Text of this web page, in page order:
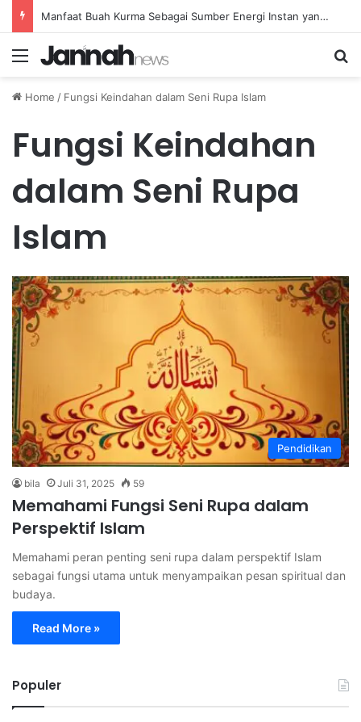
Manfaat Buah Kurma Sebagai Sumber Energi Instan yang Sehat dan Bergizi untuk Kesehatan
Menu
Home / Fungsi Keindahan dalam Seni Rupa Islam
Fungsi Keindahan
dalam Seni Rupa
Islam
Pendidikan
bila Juli 31, 2025 59
Memahami Fungsi Seni Rupa dalam
Perspektif Islam
Memahami peran penting seni rupa dalam perspektif Islam
sebagai fungsi utama untuk menyampaikan pesan spiritual dan
budaya.
Read More »
Populer